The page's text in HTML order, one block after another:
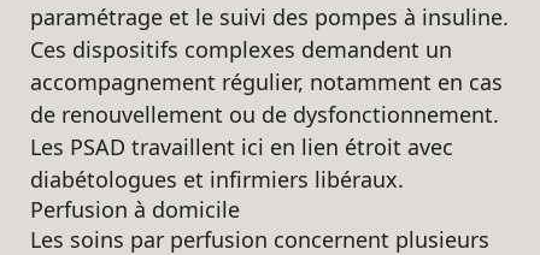
paramétrage et le suivi des pompes à insuline.
Ces dispositifs complexes demandent un
accompagnement régulier, notamment en cas
de renouvellement ou de dysfonctionnement.
Les PSAD travaillent ici en lien étroit avec
diabétologues et infirmiers libéraux.
Perfusion à domicile
Les soins par perfusion concernent plusieurs